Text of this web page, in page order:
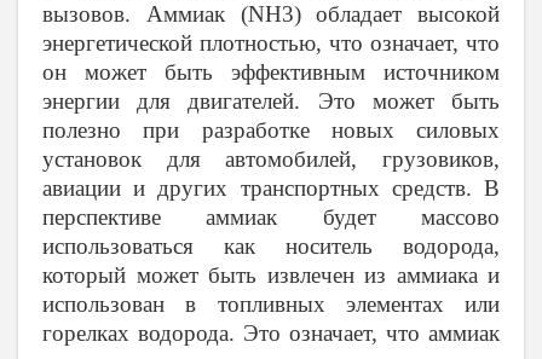
вызовов. Аммиак (NH3) обладает высокой
энергетической плотностью, что означает, что
он может быть эффективным источником
энергии для двигателей. Это может быть
полезно при разработке новых силовых
установок для автомобилей, грузовиков,
авиации и других транспортных средств. В
перспективе аммиак будет массово
использоваться как носитель водорода,
который может быть извлечен из аммиака и
использован в топливных элементах или
горелках водорода. Это означает, что аммиак